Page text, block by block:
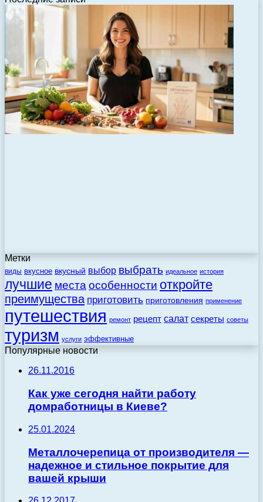
Метки
виды вкусное вкусный выбор выбрать идеальное история
лучшие местаособенности откройте
преимущества приготовить приготовления применение
путешествия ремонт рецепт салат секреты советы
туризм услуги эффективные
Популярные новости
26.11.2016
Как уже сегодня найти работу
домработницы в Киеве?
25.01.2024
Металлочерепица от производителя —
надежное и стильное покрытие для
вашей крыши